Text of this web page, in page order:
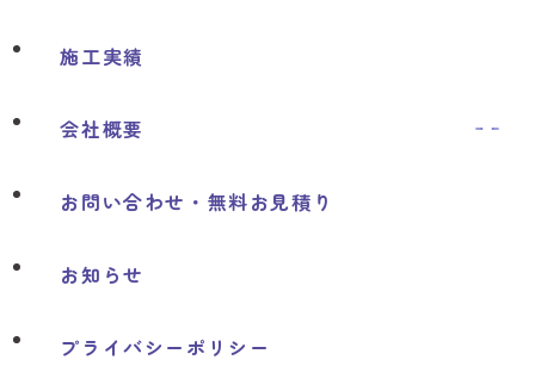
取扱メーカー
施工実績
会社概要
お問い合わせ・ 無料お見積り
お知らせ
プライバシーポリシー